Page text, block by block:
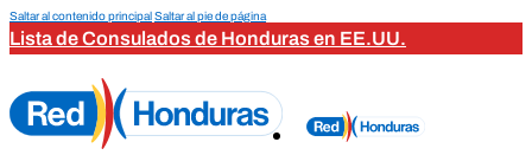
Saltar al contenido principalSaltar al pie de página
Lista de Consulados de Honduras en EE.UU.